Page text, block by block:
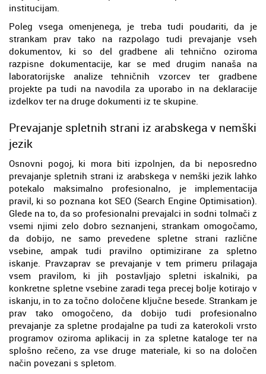
institucijam.
Poleg vsega omenjenega, je treba tudi poudariti, da je
strankam prav tako na razpolago tudi prevajanje vseh
dokumentov, ki so del gradbene ali tehnično oziroma
razpisne dokumentacije, kar se med drugim nanaša na
laboratorijske analize tehničnih vzorcev ter gradbene
projekte pa tudi na navodila za uporabo in na deklaracije
izdelkov ter na druge dokumenti iz te skupine.
Prevajanje spletnih strani iz arabskega v nemški
jezik
Osnovni pogoj, ki mora biti izpolnjen, da bi neposredno
prevajanje spletnih strani iz arabskega v nemški jezik lahko
potekalo maksimalno profesionalno, je implementacija
pravil, ki so poznana kot SEO (Search Engine Optimisation).
Glede na to, da so profesionalni prevajalci in sodni tolmači z
vsemi njimi zelo dobro seznanjeni, strankam omogočamo,
da dobijo, ne samo prevedene spletne strani različne
vsebine, ampak tudi pravilno optimizirane za spletno
iskanje. Pravzaprav se prevajanje v tem primeru prilagaja
vsem pravilom, ki jih postavljajo spletni iskalniki, pa
konkretne spletne vsebine zaradi tega precej bolje kotirajo v
iskanju, in to za točno določene ključne besede. Strankam je
prav tako omogočeno, da dobijo tudi profesionalno
prevajanje za spletne prodajalne pa tudi za katerokoli vrsto
programov oziroma aplikacij in za spletne kataloge ter na
splošno rečeno, za vse druge materiale, ki so na določen
način povezani s spletom.